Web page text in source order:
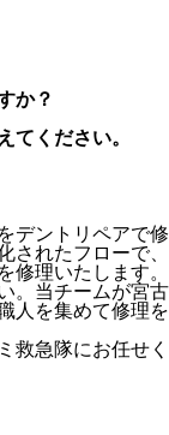
か？
てください。
デントリペアで修
されたフローで、
修理いたします。
。当チームが宮古
人を集めて修理を
救急隊にお任せく